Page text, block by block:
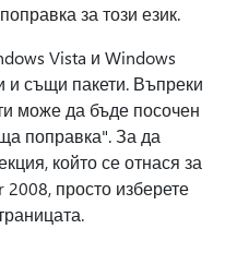
за този език.
Vista и Windows
и същи пакети. Въпреки
може да бъде посочен
поправка". За да
който се отнася за
просто изберете